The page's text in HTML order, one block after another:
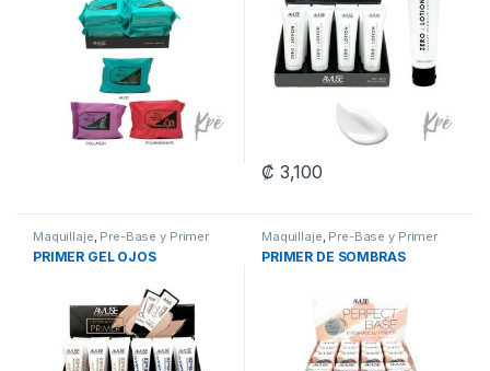
₡ 3,100
Maquillaje, Pre-Base y Primer
PRIMER GEL OJOS
Maquillaje, Pre-Base y Primer
PRIMER DE SOMBRAS